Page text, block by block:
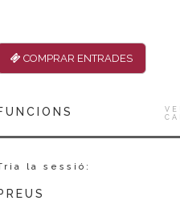
COMPRAR ENTRADES
la sessió: